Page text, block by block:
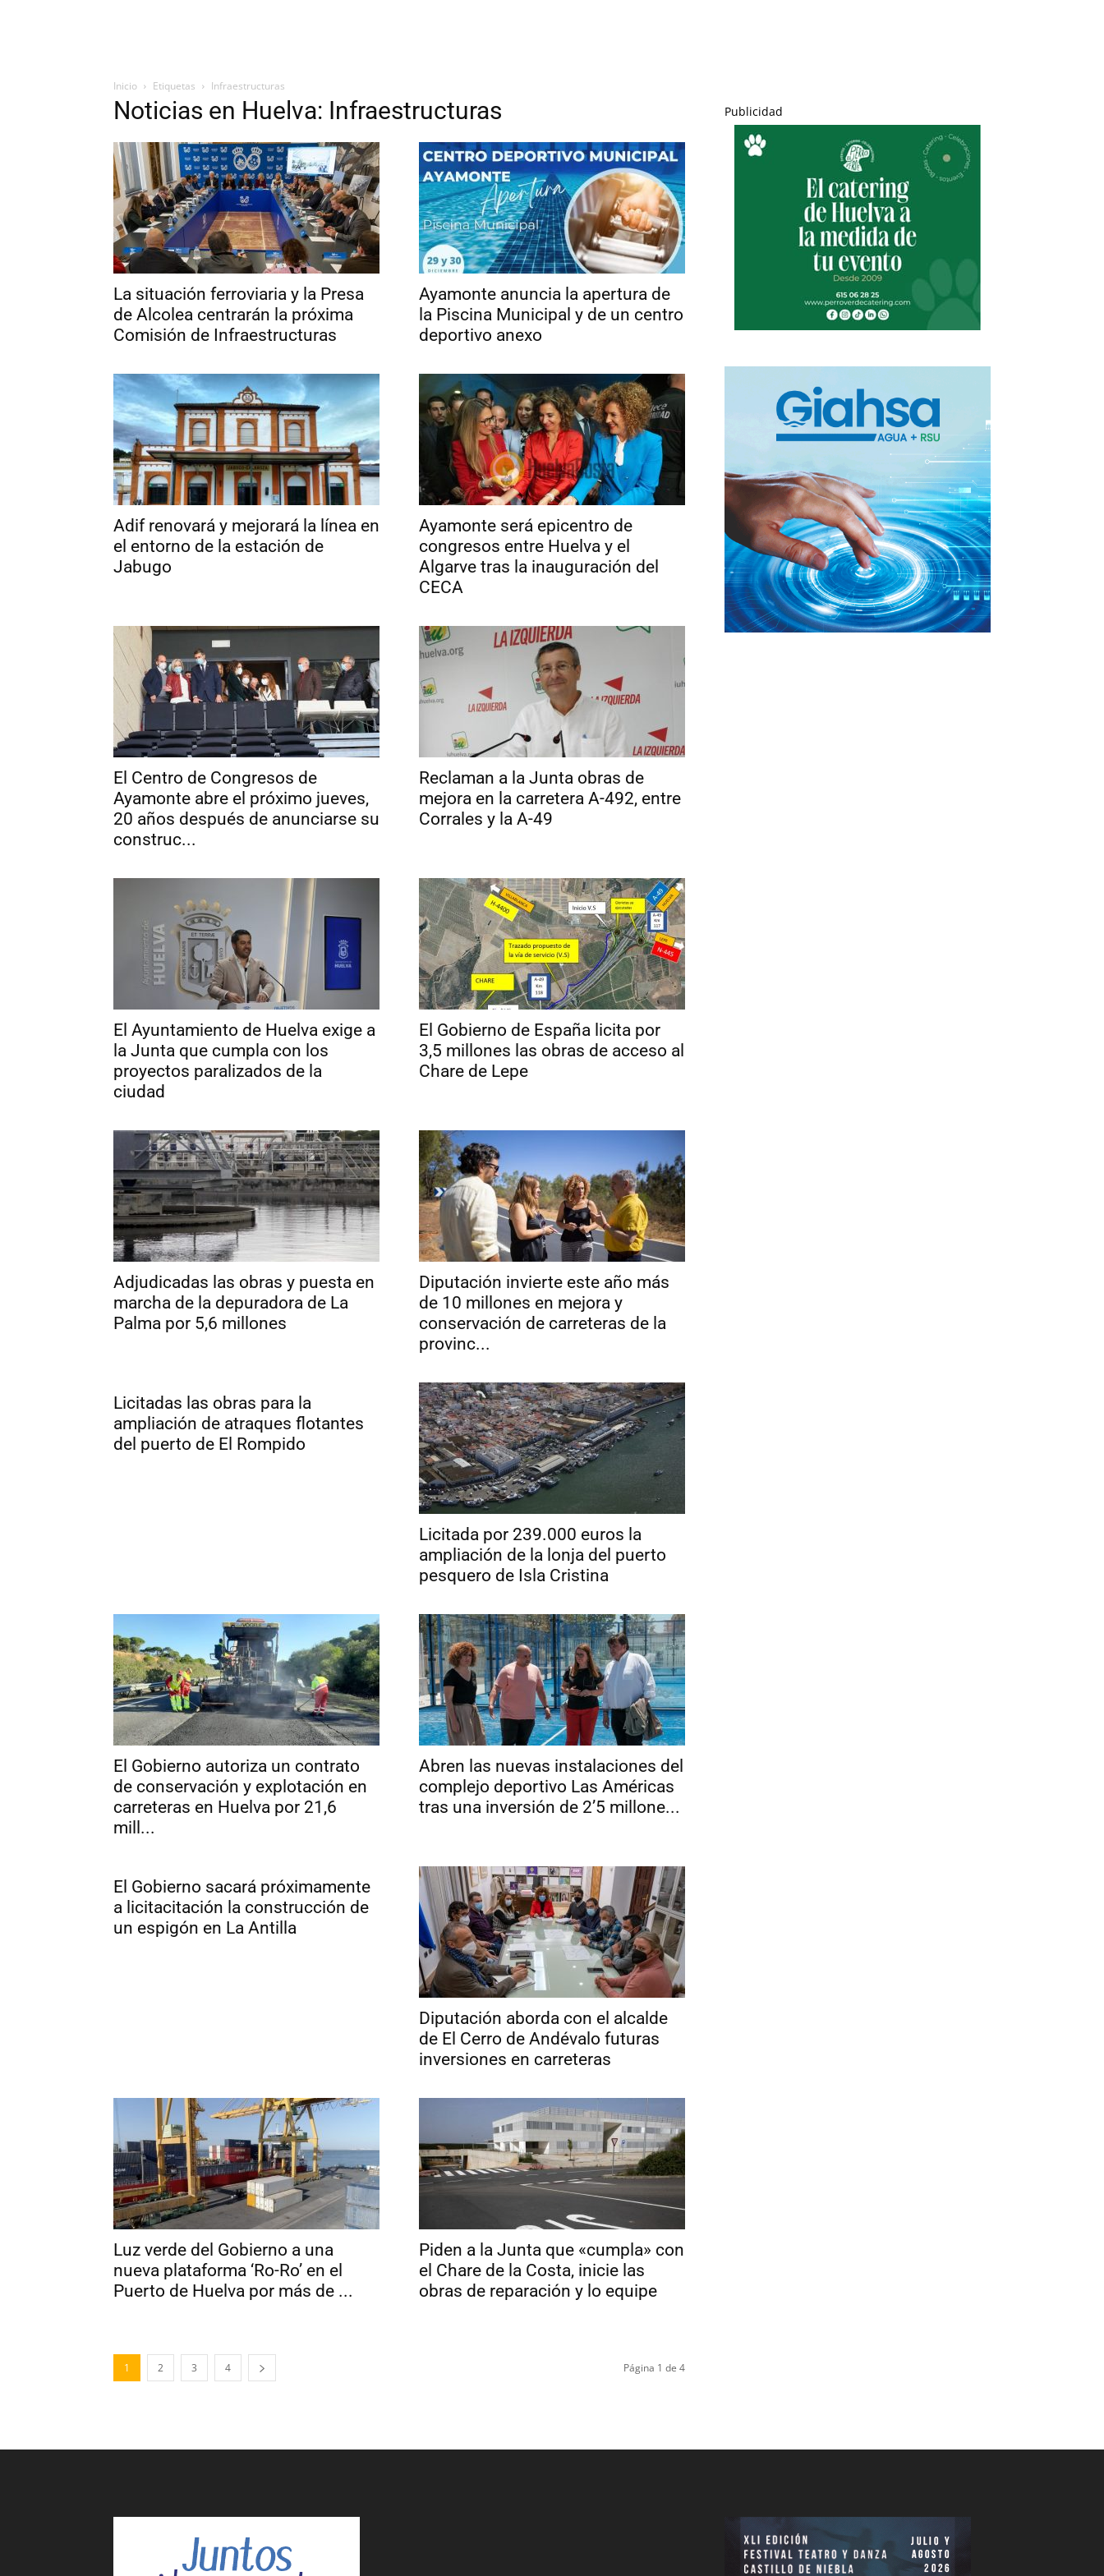
Inicio Etiquetas Infraestructuras
Noticias en Huelva: Infraestructuras
La situación ferroviaria y la Presa
de Alcolea centrarán la próxima
Comisión de Infraestructuras
Ayamonte anuncia la apertura de
la Piscina Municipal y de un centro
deportivo anexo
Adif renovará y mejorará la línea en
el entorno de la estación de
Jabugo
Ayamonte será epicentro de
congresos entre Huelva y el
Algarve tras la inauguración del
CECA
El Centro de Congresos de
Ayamonte abre el próximo jueves,
20 años después de anunciarse su
construc...
Reclaman a la Junta obras de
mejora en la carretera A-492, entre
Corrales y la A-49
El Ayuntamiento de Huelva exige a
la Junta que cumpla con los
proyectos paralizados de la
ciudad
El Gobierno de España licita por
3,5 millones las obras de acceso al
Chare de Lepe
Adjudicadas las obras y puesta en
marcha de la depuradora de La
Palma por 5,6 millones
Diputación invierte este año más
de 10 millones en mejora y
conservación de carreteras de la
provinc...
Licitadas las obras para la
ampliación de atraques flotantes
del puerto de El Rompido
Licitada por 239.000 euros la
ampliación de la lonja del puerto
pesquero de Isla Cristina
El Gobierno autoriza un contrato
de conservación y explotación en
carreteras en Huelva por 21,6
mill...
Abren las nuevas instalaciones del
complejo deportivo Las Américas
tras una inversión de 2’5 millone...
El Gobierno sacará próximamente
a licitacitación la construcción de
un espigón en La Antilla
Diputación aborda con el alcalde
de El Cerro de Andévalo futuras
inversiones en carreteras
Luz verde del Gobierno a una
nueva plataforma ‘Ro-Ro’ en el
Puerto de Huelva por más de ...
Piden a la Junta que «cumpla» con
el Chare de la Costa, inicie las
obras de reparación y lo equipe
1 2 3 4 Página 1 de 4
Publicidad